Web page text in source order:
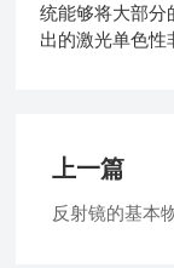
统能够将大部分
出的激光单色性
上一篇
反射镜的基本